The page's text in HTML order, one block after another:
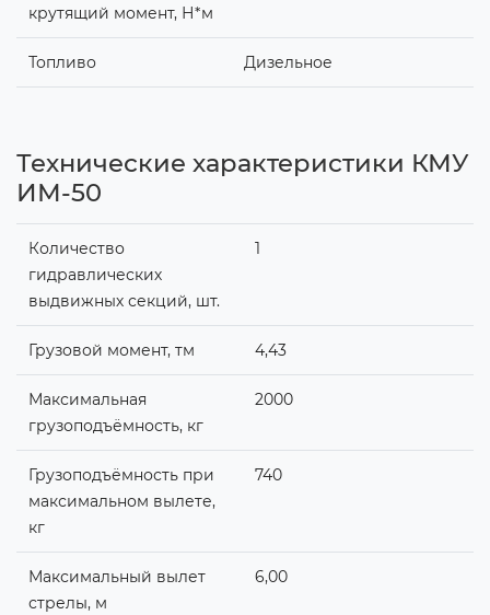
крутящий момент, Н*м
Топливо Дизельное
Технические характеристики КМУ
ИМ-50
Количество
гидравлических
выдвижных секций, шт.
1
Грузовой момент, тм 4,43
Максимальная
грузоподъёмность, кг
2000
Грузоподъёмность при
максимальном вылете,
кг
740
Максимальный вылет
стрелы, м
6,00